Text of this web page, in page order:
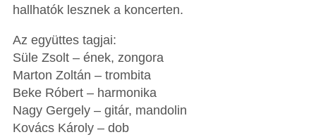
hallhatók lesznek a koncerten.
Az együttes tagjai:
Süle Zsolt – ének, zongora
Marton Zoltán – trombita
Beke Róbert – harmonika
Nagy Gergely – gitár, mandolin
Kovács Károly – dob